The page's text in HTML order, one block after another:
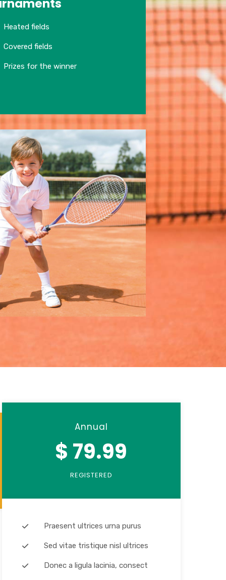
Heated fields
Covered fields
Prizes for the winner
Annual
$ 79.99
REGISTERED
Praesent ultrices urna purus
Sed vitae tristique nisl ultrices
Donec a ligula lacinia, consect